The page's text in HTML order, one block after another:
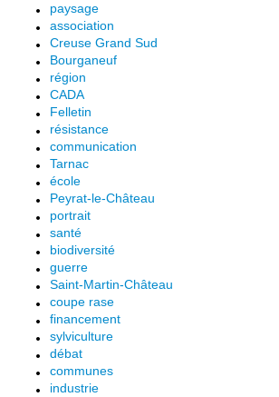
paysage
association
Creuse Grand Sud
Bourganeuf
région
CADA
Felletin
résistance
communication
Tarnac
école
Peyrat-le-Château
portrait
santé
biodiversité
guerre
Saint-Martin-Château
coupe rase
financement
sylviculture
débat
communes
industrie